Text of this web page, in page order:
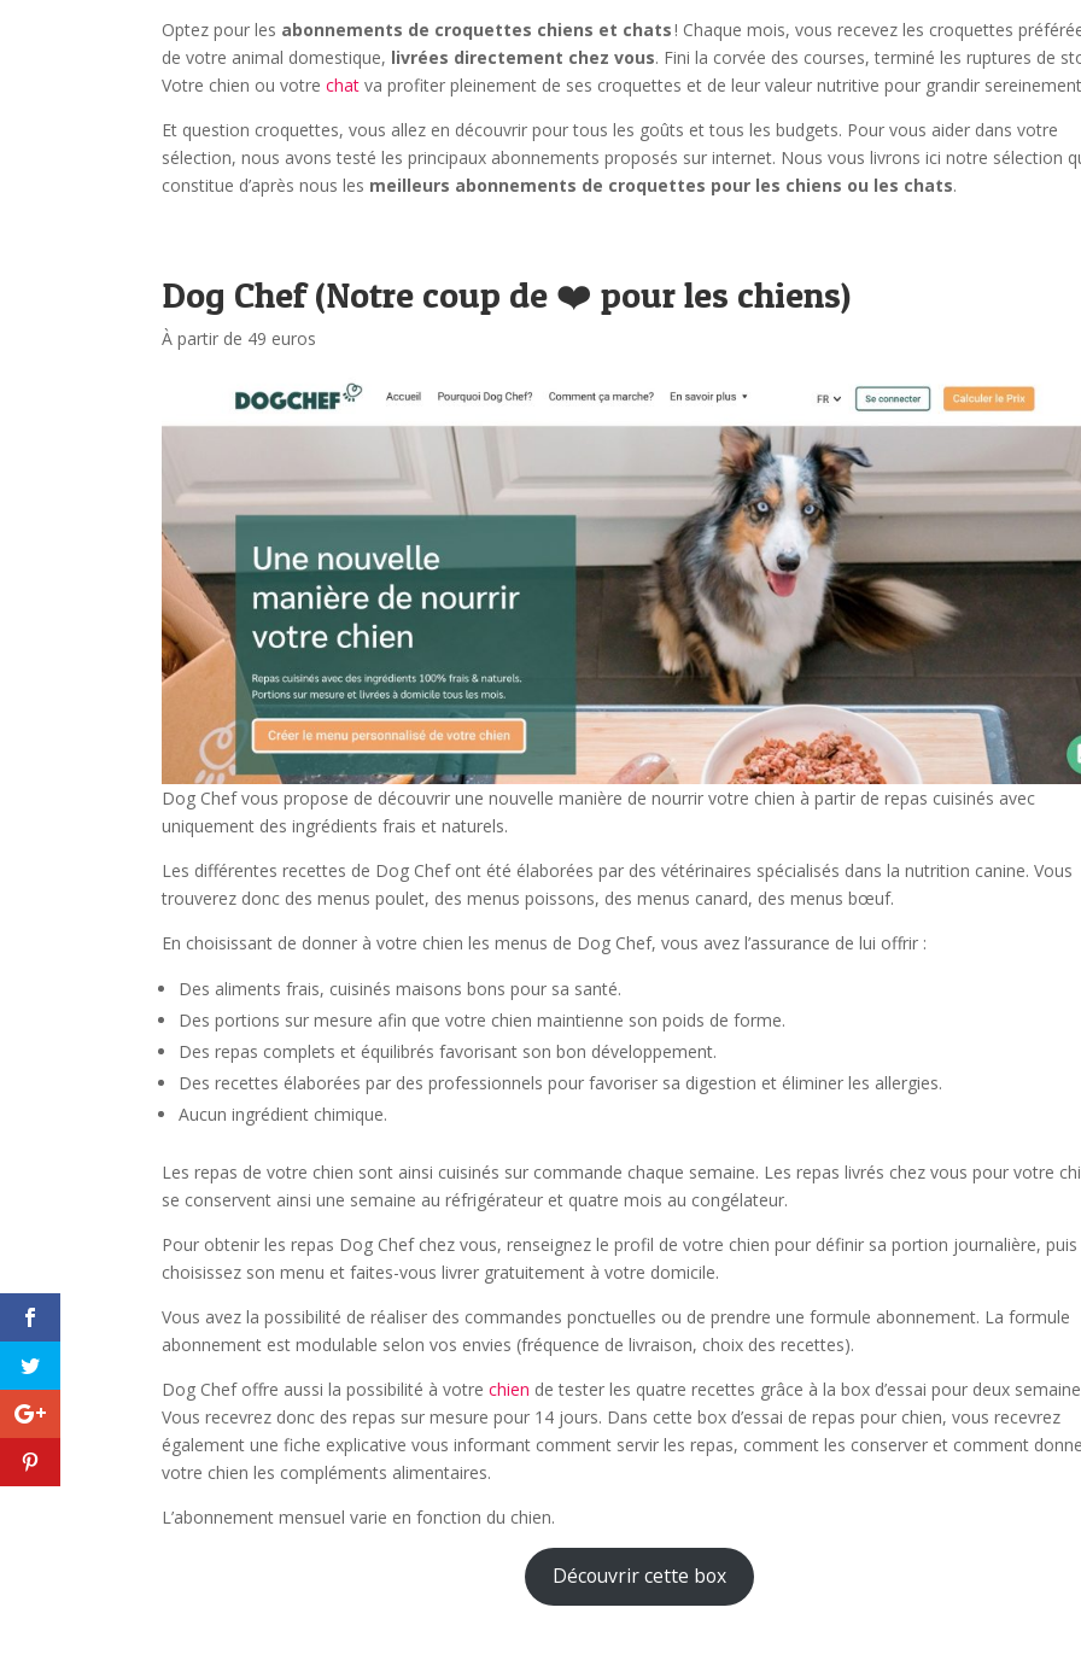
Optez pour les abonnements de croquettes chiens et chats! Chaque mois, vous recevez les croquettes
de votre animal domestique, livrées directement chez vous. Fini la corvée des courses, terminé les ruptures de
Votre chien ou votrechat va profiter pleinement de ses croquettes et de leur valeur nutritive pour grandir
Et question croquettes, vous allez en découvrir pour tous les goûts et tous les budgets. Pour vous aider dans votre
sélection, nous avons testé les principaux abonnements proposés sur internet. Nous vous livrons ici notre sélection
constitue d’après nous les meilleurs abonnements de croquettes pour les chiens ou les chats.
Dog Chef (Notre coup de ❤️ pour les chiens)
À partir de 49 euros
Dog Chef vous propose de découvrir une nouvelle manière de nourrir votre chien à partir de repas cuisinés avec
uniquement des ingrédients frais et naturels.
Les différentes recettes de Dog Chef ont été élaborées par des vétérinaires spécialisés dans la nutrition canine. Vous
trouverez donc des menus poulet, des menus poissons, des menus canard, des menus bœuf.
En choisissant de donner à votre chien les menus de Dog Chef, vous avez l’assurance de lui offrir :
Des aliments frais, cuisinés maisons bons pour sa santé.
Des portions sur mesure afin que votre chien maintienne son poids de forme.
Des repas complets et équilibrés favorisant son bon développement.
Des recettes élaborées par des professionnels pour favoriser sa digestion et éliminer les allergies.
Aucun ingrédient chimique.
Les repas de votre chien sont ainsi cuisinés sur commande chaque semaine. Les repas livrés chez vous pour votre
se conservent ainsi une semaine au réfrigérateur et quatre mois au congélateur.
Pour obtenir les repas Dog Chef chez vous, renseignez le profil de votre chien pour définir sa portion journalière, puis
choisissez son menu et faites-vous livrer gratuitement à votre domicile.
Vous avez la possibilité de réaliser des commandes ponctuelles ou de prendre une formule abonnement. La formule
abonnement est modulable selon vos envies (fréquence de livraison, choix des recettes).
Dog Chef offre aussi la possibilité à votrechien de tester les quatre recettes grâce à la box d’essai pour deux
Vous recevrez donc des repas sur mesure pour 14 jours. Dans cette box d’essai de repas pour chien, vous recevrez
également une fiche explicative vous informant comment servir les repas, comment les conserver et comment
votre chien les compléments alimentaires.
L’abonnement mensuel varie en fonction du chien.
Découvrir cette box